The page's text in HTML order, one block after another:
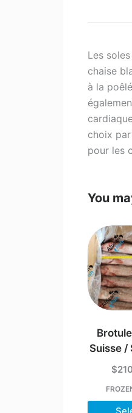
Les
chaise
à la
choix
pour les
You
Suisse /
$